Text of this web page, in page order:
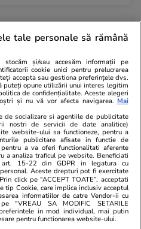
– Universitatea
La ce oră începe
Champions League
16:46
Meta pentru a
zile: Instagram,
au picat
16:44
tale personale să rămână
stocăm și/sau accesăm informații pe
cookie unici pentru prelucrarea
accepta sau gestiona preferințele dvs.
puteți opune utilizării unui interes legitim
de confidențialitate. Aceste alegeri
și nu vă vor afecta navigarea. Mai
de socializare si agentiile de publicitate
nostri de servicii de date analitice)
website-ului sa functioneze, pentru a
publicitare afisate in functie de
a va oferi functionalitati aferente
a analiza traficul pe website. Beneficiati
15-22 din GDPR in legatura cu
Aceste drepturi pot fi exercitate
click pe “ACCEPT TOATE”, acceptati
tip Cookie, care implica inclusiv acceptul
informatiilor de catre Vendor-ii cu
“VREAU SA MODIFIC SETARILE
in mod individual, mai putin
pentru functionarea website-ului.